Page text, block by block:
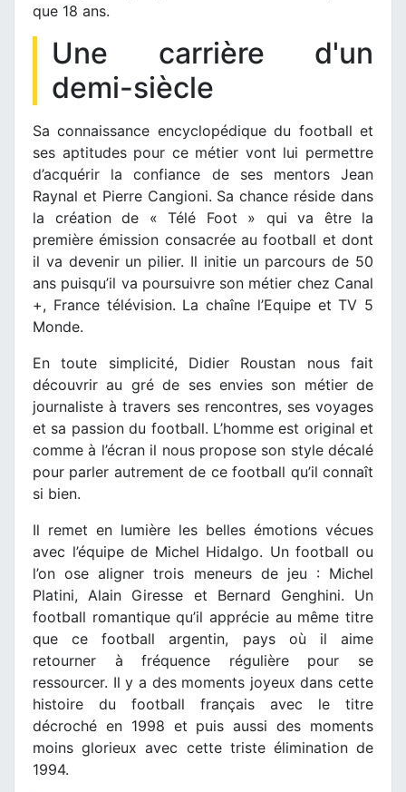
que 18 ans.
Une carrière d'un
demi-siècle
Sa connaissance encyclopédique du football et
ses aptitudes pour ce métier vont lui permettre
d’acquérir la confiance de ses mentors Jean
Raynal et Pierre Cangioni. Sa chance réside dans
la création de « Télé Foot » qui va être la
première émission consacrée au football et dont
il va devenir un pilier. Il initie un parcours de 50
ans puisqu’il va poursuivre son métier chez Canal
+, France télévision. La chaîne l’Equipe et TV 5
Monde.
En toute simplicité, Didier Roustan nous fait
découvrir au gré de ses envies son métier de
journaliste à travers ses rencontres, ses voyages
et sa passion du football. L’homme est original et
comme à l’écran il nous propose son style décalé
pour parler autrement de ce football qu’il connaît
si bien.
Il remet en lumière les belles émotions vécues
avec l’équipe de Michel Hidalgo. Un football ou
l’on ose aligner trois meneurs de jeu : Michel
Platini, Alain Giresse et Bernard Genghini. Un
football romantique qu’il apprécie au même titre
que ce football argentin, pays où il aime
retourner à fréquence régulière pour se
ressourcer. Il y a des moments joyeux dans cette
histoire du football français avec le titre
décroché en 1998 et puis aussi des moments
moins glorieux avec cette triste élimination de
1994.